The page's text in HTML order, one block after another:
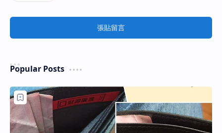
張貼留言
Popular Posts